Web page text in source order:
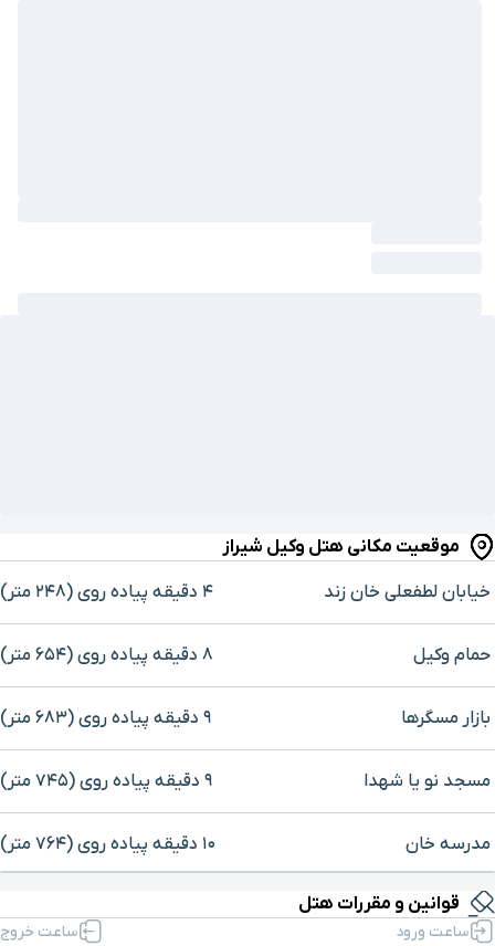
موقعیت مکانی هتل وکیل شیراز
خیابان لطفعلی خان زند ۴ دقیقه پیاده ‌روی (۲۴۸ متر)
حمام وکیل ۸ دقیقه پیاده ‌روی (۶۵۴ متر)
بازار مسگرها ۹ دقیقه پیاده ‌روی (۶۸۳ متر)
مسجد نو یا شهدا ۹ دقیقه پیاده ‌روی (۷۴۵ متر)
مدرسه خان ۱۰ دقیقه پیاده ‌روی (۷۶۴ متر)
مسجدوکیل
برای بزرگنمایی روی نقشه کلیک کنید
قوانین و مقررات هتل
ساعت ورود ساعت خروج